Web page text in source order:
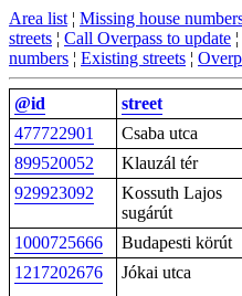
Area list ¦ Missing house
streets ¦ Call Overpass to update ¦
numbers ¦ Existing streets ¦
@id street
477722901
Csaba utca
899520052
Klauzál tér
929923092
Kossuth Lajos
sugárút
1000725666 Budapesti körút
1217202676
Jókai utca